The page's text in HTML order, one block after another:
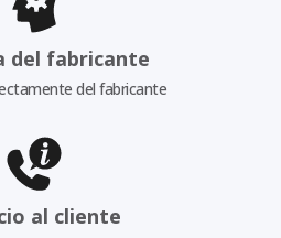
del fabricante
del fabricante
al cliente